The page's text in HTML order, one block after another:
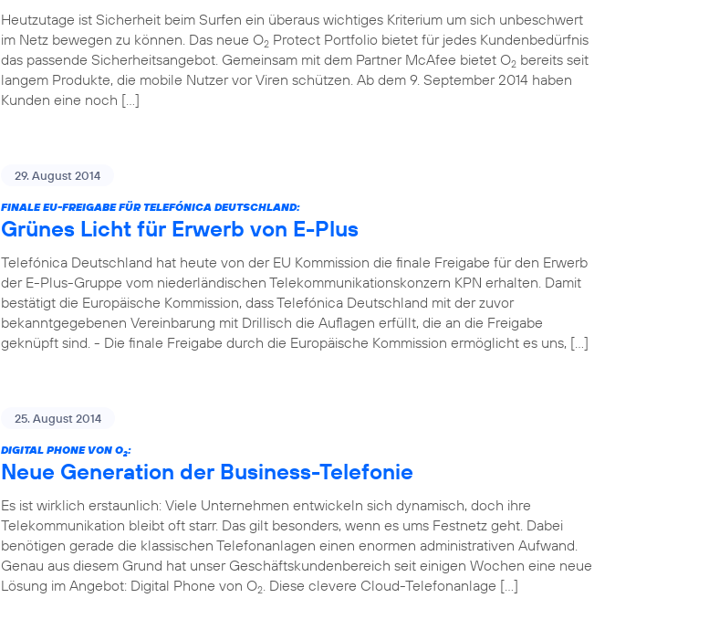
Heutzutage ist Sicherheit beim Surfen ein überaus wichtiges Kriterium um sich unbeschwert
im Netz bewegen zu können. Das neue O2 Protect Portfolio bietet für jedes Kundenbedürfnis
das passende Sicherheitsangebot. Gemeinsam mit dem Partner McAfee bietet O2 bereits seit
langem Produkte, die mobile Nutzer vor Viren schützen. Ab dem 9. September 2014 haben
Kunden eine noch […]
29. August 2014
FINALE EU-FREIGABE FÜR TELEFÓNICA DEUTSCHLAND:
Grünes Licht für Erwerb von E-Plus
Telefónica Deutschland hat heute von der EU Kommission die finale Freigabe für den Erwerb
der E-Plus-Gruppe vom niederländischen Telekommunikationskonzern KPN erhalten. Damit
bestätigt die Europäische Kommission, dass Telefónica Deutschland mit der zuvor
bekanntgegebenen Vereinbarung mit Drillisch die Auflagen erfüllt, die an die Freigabe
geknüpft sind. - Die finale Freigabe durch die Europäische Kommission ermöglicht es uns, […]
25. August 2014
DIGITAL PHONE VON O2:
Neue Generation der Business-Telefonie
Es ist wirklich erstaunlich: Viele Unternehmen entwickeln sich dynamisch, doch ihre
Telekommunikation bleibt oft starr. Das gilt besonders, wenn es ums Festnetz geht. Dabei
benötigen gerade die klassischen Telefonanlagen einen enormen administrativen Aufwand.
Genau aus diesem Grund hat unser Geschäftskundenbereich seit einigen Wochen eine neue
Lösung im Angebot: Digital Phone von O2. Diese clevere Cloud-Telefonanlage […]